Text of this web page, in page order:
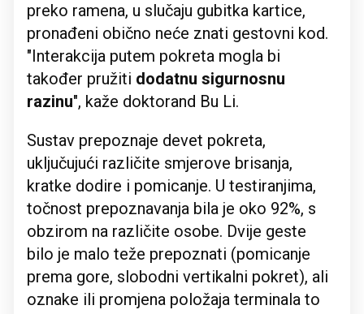
preko ramena, u slučaju gubitka kartice,
pronađeni obično neće znati gestovni kod.
"Interakcija putem pokreta mogla bi
također pružiti dodatnu sigurnosnu
razinu", kaže doktorand Bu Li.
Sustav prepoznaje devet pokreta,
uključujući različite smjerove brisanja,
kratke dodire i pomicanje. U testiranjima,
točnost prepoznavanja bila je oko 92%, s
obzirom na različite osobe. Dvije geste
bilo je malo teže prepoznati (pomicanje
prema gore, slobodni vertikalni pokret), ali
oznake ili promjena položaja terminala to